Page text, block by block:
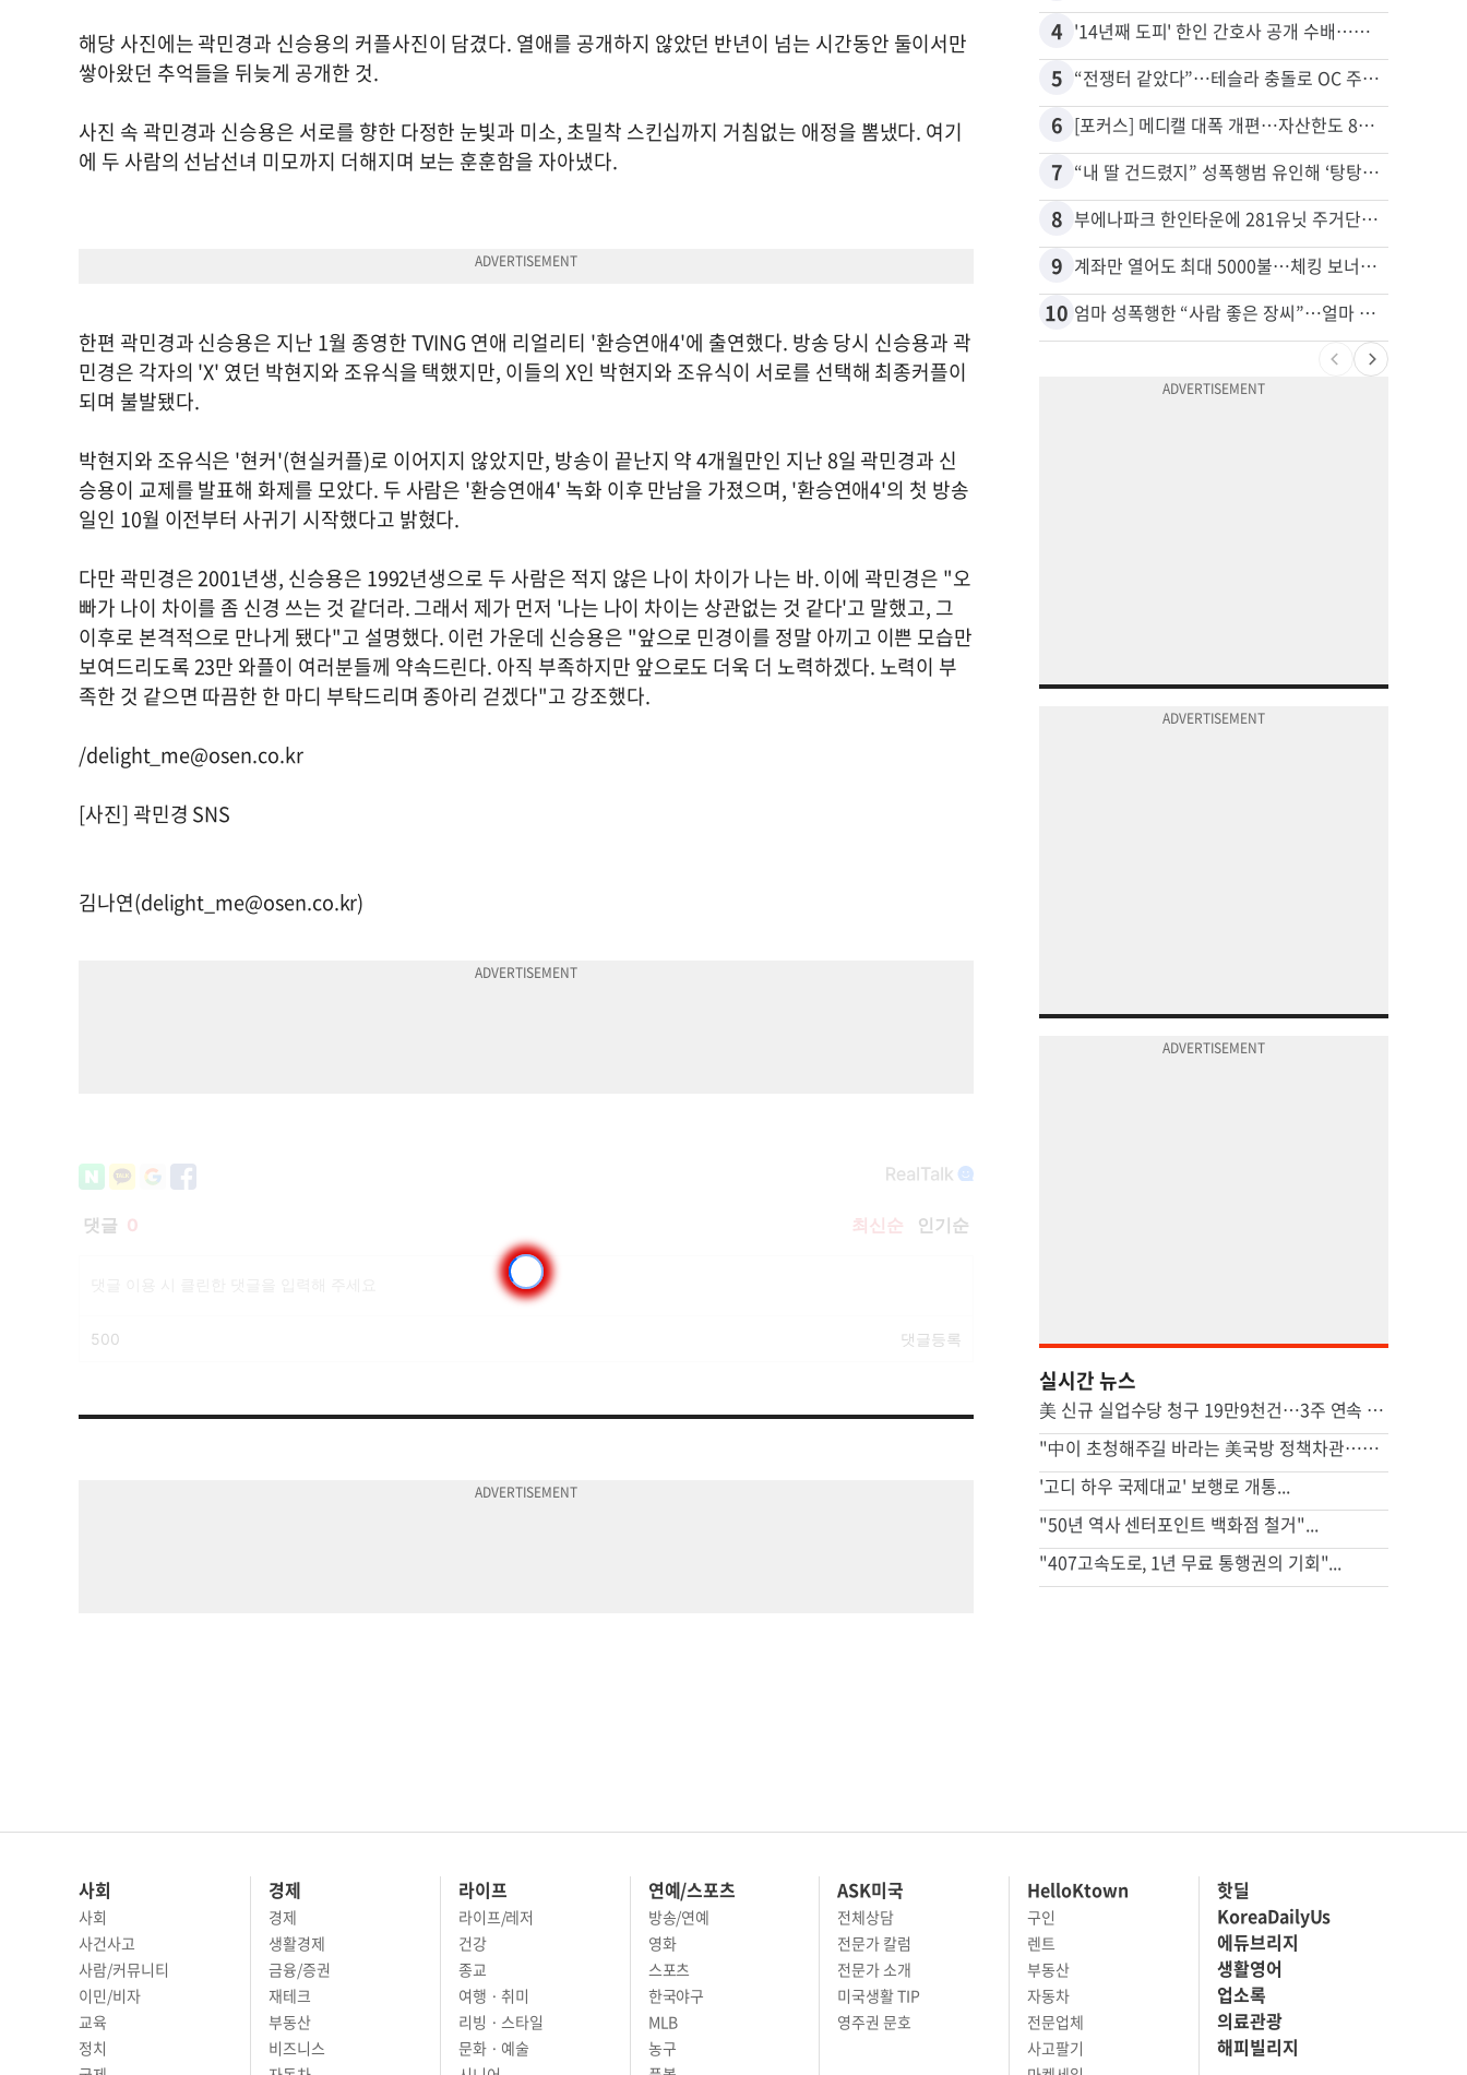
해당 사진에는 곽민경과 신승용의 커플사진이 담겼다. 열애를 공개하지 않았던 반년이 넘는 시간동안 둘이서만
쌓아왔던 추억들을 뒤늦게 공개한 것.
사진 속 곽민경과 신승용은 서로를 향한 다정한 눈빛과 미소, 초밀착 스킨십까지 거침없는 애정을 뽐냈다. 여기
에 두 사람의 선남선녀 미모까지 더해지며 보는 훈훈함을 자아냈다.
한편 곽민경과 신승용은 지난 1월 종영한 TVING 연애 리얼리티 '환승연애4'에 출연했다. 방송 당시 신승용과 곽
민경은 각자의 'X' 였던 박현지와 조유식을 택했지만, 이들의 X인 박현지와 조유식이 서로를 선택해 최종커플이
되며 불발됐다.
박현지와 조유식은 '현커'(현실커플)로 이어지지 않았지만, 방송이 끝난지 약 4개월만인 지난 8일 곽민경과 신
승용이 교제를 발표해 화제를 모았다. 두 사람은 '환승연애4' 녹화 이후 만남을 가졌으며, '환승연애4'의 첫 방송
일인 10월 이전부터 사귀기 시작했다고 밝혔다.
다만 곽민경은 2001년생, 신승용은 1992년생으로 두 사람은 적지 않은 나이 차이가 나는 바. 이에 곽민경은 "오
빠가 나이 차이를 좀 신경 쓰는 것 같더라. 그래서 제가 먼저 '나는 나이 차이는 상관없는 것 같다'고 말했고, 그
이후로 본격적으로 만나게 됐다"고 설명했다. 이런 가운데 신승용은 "앞으로 민경이를 정말 아끼고 이쁜 모습만
보여드리도록 23만 와플이 여러분들께 약속드린다. 아직 부족하지만 앞으로도 더욱 더 노력하겠다. 노력이 부
족한 것 같으면 따끔한 한 마디 부탁드리며 종아리 걷겠다"고 강조했다.
/delight_me@osen.co.kr
[사진] 곽민경 SNS
김나연(delight_me@osen.co.kr)
4 '14년째 도피' 한인 간호사 공개 수배…메디케어 사기 유죄
5 “전쟁터 같았다”…테슬라 충돌로 OC 주택 4채 파손
6 [포커스] 메디캘 대폭 개편…자산한도 84% 축소
7 “내 딸 건드렸지” 성폭행범 유인해 ‘탕탕’…아빠의 복수 결말
8 부에나파크 한인타운에 281유닛 주거단지 들어선다
9 계좌만 열어도 최대 5000불…체킹 보너스 무한 경쟁
10 엄마 성폭행한 “사람 좋은 장씨”…얼마 뒤 딸 배도 불러왔다
실시간 뉴스
美 신규 실업수당 청구 19만9천건…3주 연속 20만명 하회
"中이 초청해주길 바라는 美국방 정책차관…中은 소극적"
'고디 하우 국제대교' 보행로 개통...
"50년 역사 센터포인트 백화점 철거"...
"407고속도로, 1년 무료 통행권의 기회"...
사회
사회
사건사고
사람/커뮤니티
이민/비자
경제
경제
생활경제
금융/증권
재테크
라이프
라이프/레저
건강
종교
여행 · 취미
연예/스포츠
방송/연예
영화
스포츠
한국야구
ASK미국
전체상담
전문가 칼럼
전문가 소개
HelloKtown
구인
렌트
부동산
자동차
핫딜
KoreaDailyUs
에듀브리지
생활영어
업소록